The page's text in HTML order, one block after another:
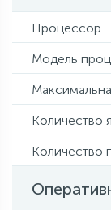
Процессор
Модель
Количество
Количество